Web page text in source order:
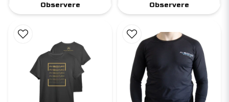
Observere Observere